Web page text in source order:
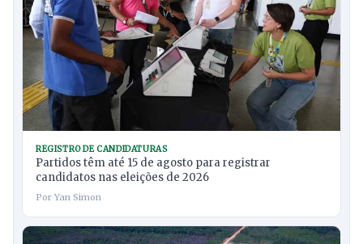
REGISTRO DE CANDIDATURAS
Partidos têm até 15 de agosto para registrar
candidatos nas eleições de 2026
Por Yan Simon